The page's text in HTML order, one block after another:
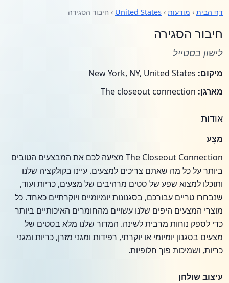
דף הבית › מודעות ›
United States › חיבור הסגירה
חיבור הסגירה
לישון בסטייל
מיקום:
מארגן:
אודות
מַצָע
The Closeout Connection מציעה לכם את המבצעים הטובים
ביותר על כל מה שאתם צריכים למצעים. עיינו בקולקציה שלנו
ותוכלו למצוא שפע של סטים מרהיבים של מצעים, כריות ועוד,
שנבחרו טריים עבורכם, בסגנונות יומיומיים ויוקרתיים כאחד. כל
מוצרי המצעים היפים שלנו עשויים מהחומרים האיכותיים ביותר
כדי לספק נוחות מרבית לשינה. המדור שלנו מלא בסטים של
מצעים בסגנון יומיומי או יוקרתי, רפידות ומגני מזרן, כריות ומגני
כריות, ושמיכות פוך חלופיות.
עיצוב שולחן